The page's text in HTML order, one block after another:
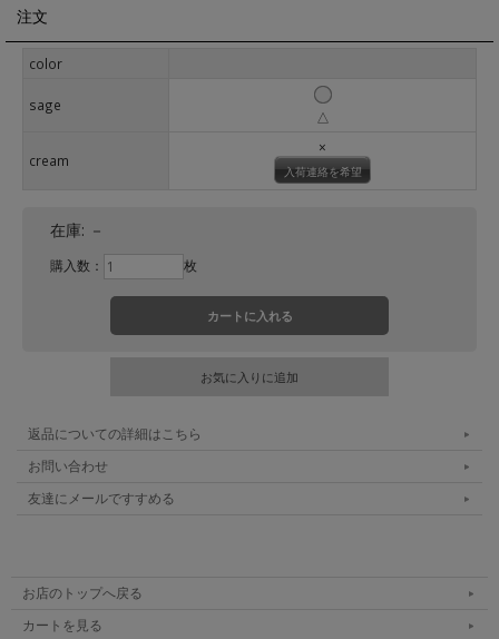
注文
color
sage
△
cream
×
入荷連絡を希望
在庫: －
購入数： 枚
返品についての詳細はこちら
お問い合わせ
友達にメールですすめる
お店のトップへ戻る
カートを見る